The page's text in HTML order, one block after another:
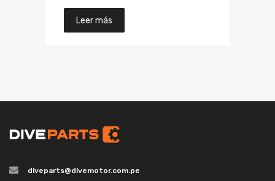
Leer más
diveparts@divemotor.com.pe